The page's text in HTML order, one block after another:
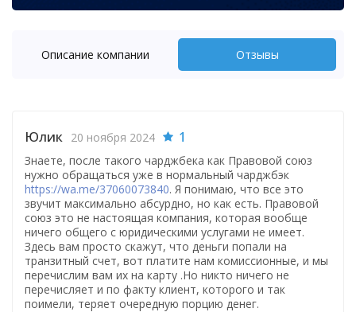
Описание компании Отзывы
Юлик 20 ноября 2024 1
Знаете, после такого чарджбека как Правовой союз
нужно обращаться уже в нормальный чарджбэк
https://wa.me/37060073840. Я понимаю, что все это
звучит максимально абсурдно, но как есть. Правовой
союз это не настоящая компания, которая вообще
ничего общего с юридическими услугами не имеет.
Здесь вам просто скажут, что деньги попали на
транзитный счет, вот платите нам комиссионные, и мы
перечислим вам их на карту .Но никто ничего не
перечисляет и по факту клиент, которого и так
поимели, теряет очередную порцию денег.